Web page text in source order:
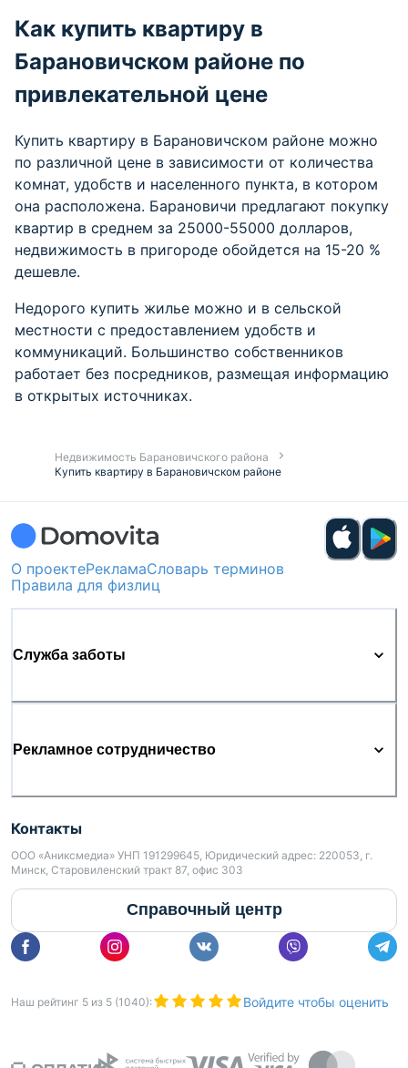
Как купить квартиру в
Барановичском районе по
привлекательной цене
Купить квартиру в Барановичском районе можно
по различной цене в зависимости от количества
комнат, удобств и населенного пункта, в котором
она расположена. Барановичи предлагают покупку
квартир в среднем за 25000-55000 долларов,
недвижимость в пригороде обойдется на 15-20 %
дешевле.
Недорого купить жилье можно и в сельской
местности с предоставлением удобств и
коммуникаций. Большинство собственников
работает без посредников, размещая информацию
в открытых источниках.
Недвижимость Барановичского района
Купить квартиру в Барановичском районе
О проектеРекламаСловарь терминов
Правила для физлиц
Служба заботы
Рекламное сотрудничество
Контакты
ООО «Аниксмедиа» УНП 191299645, Юридический адрес: 220053, г.
Минск, Старовиленский тракт 87, офис 303
Справочный центр
Наш рейтинг 5 из 5 (1040): Войдите чтобы оценить